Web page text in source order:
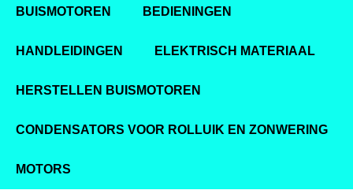
BUISMOTOREN BEDIENINGEN
HANDLEIDINGEN ELEKTRISCH MATERIAAL
HERSTELLEN BUISMOTOREN
CONDENSATORS VOOR ROLLUIK EN ZONWERING
MOTORS